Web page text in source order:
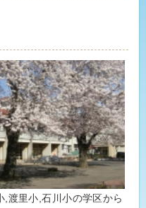
渡里小,石川小の学区から